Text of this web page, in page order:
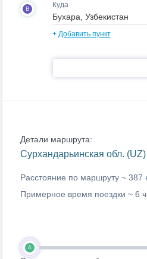
B Куда
+ Добавить пункт
Детали маршрута:
Сурхандарьинская обл.
Расстояние по маршруту ~ 387
Примерное время поездки ~ 6
A